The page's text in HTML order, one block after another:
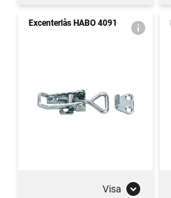
Excenterlås HABO 4091
Visa